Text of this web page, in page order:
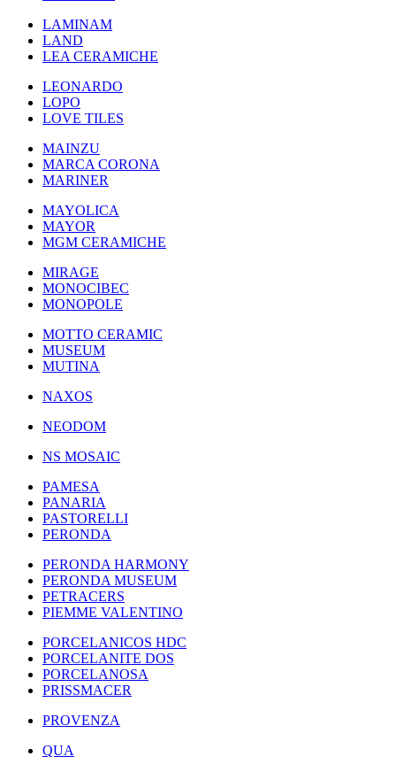
LAMINAM
LAND
LEA CERAMICHE
LEONARDO
LOPO
LOVE TILES
MAINZU
MARCA CORONA
MARINER
MAYOLICA
MAYOR
MGM CERAMICHE
MIRAGE
MONOCIBEC
MONOPOLE
MOTTO CERAMIC
MUSEUM
MUTINA
NAXOS
NEODOM
NS MOSAIC
PAMESA
PANARIA
PASTORELLI
PERONDA
PERONDA HARMONY
PERONDA MUSEUM
PETRACERS
PIEMME VALENTINO
PORCELANICOS HDC
PORCELANITE DOS
PORCELANOSA
PRISSMACER
PROVENZA
QUA